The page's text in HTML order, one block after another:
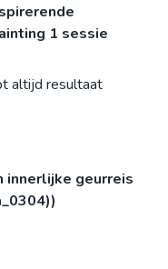
1 sessie
altijd resultaat
innerlijke geurreis